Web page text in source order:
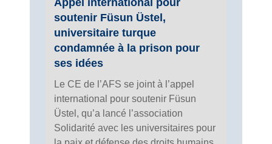
soutenir Füsun Üstel,
universitaire turque
condamnée à la prison pour
ses idées
Le CE de l’AFS se joint à l’appel
international pour soutenir Füsun
Üstel, qu’a lancé l’association
Solidarité avec les universitaires pour